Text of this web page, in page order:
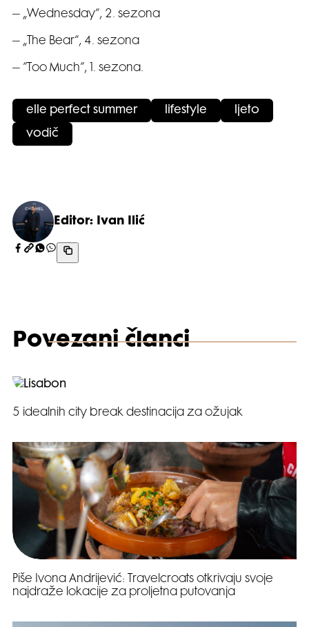
– „Wednesday“, 2. sezona
– „The Bear“, 4. sezona
– ”Too Much”, 1. sezona.
elle perfect summer lifestyle ljeto
vodič
Editor: Ivan Ilić
Povezani članci
5 idealnih city break destinacija za ožujak
Piše Ivona Andrijević: Travelcroats otkrivaju svoje
najdraže lokacije za proljetna putovanja